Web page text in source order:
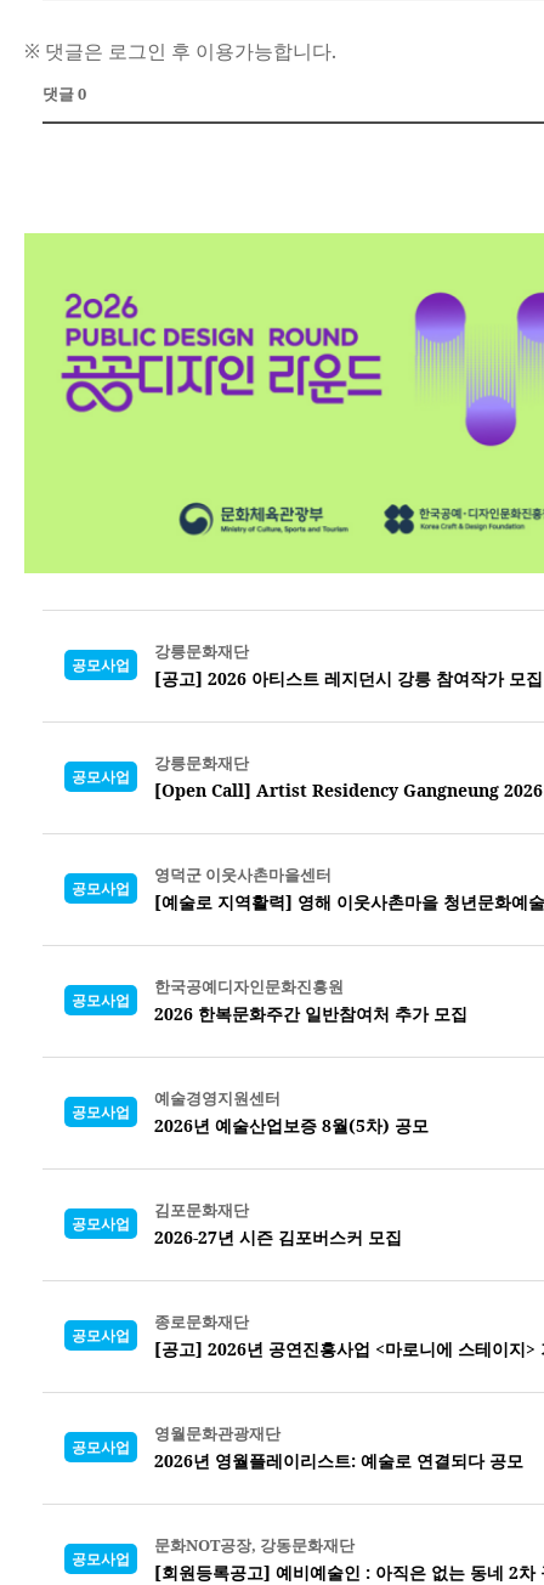
※ 댓글은 로그인 후 이용가능합니다.
댓글 0
공모사업
강릉문화재단
[공고] 2026 아티스트 레지던시 강릉 참여작가 모집
공모사업
강릉문화재단
[Open Call] Artist Residency Gangneung 2026
공모사업
영덕군 이웃사촌마을센터
[예술로 지역활력] 영해 이웃사촌마을 청년문화예
공모사업
한국공예디자인문화진흥원
2026 한복문화주간 일반참여처 추가 모집
공모사업
예술경영지원센터
2026년 예술산업보증 8월(5차) 공모
공모사업
김포문화재단
2026-27년 시즌 김포버스커 모집
공모사업
종로문화재단
[공고] 2026년 공연진흥사업 <마로니에 스테이지>
공모사업
영월문화관광재단
2026년 영월플레이리스트: 예술로 연결되다 공모
공모사업
문화NOT공장, 강동문화재단
[회원등록공고] 예비예술인 : 아직은 없는 동네 2차